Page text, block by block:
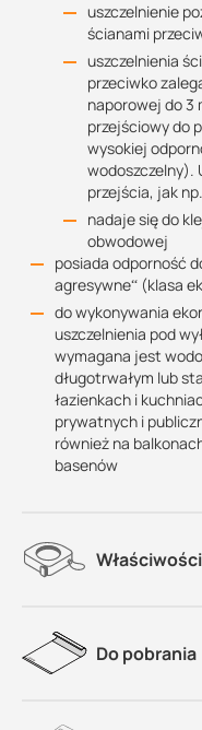
uszczelnienie
ścianami
uszczelnienia
przeciwko
naporowej do 3
przejściowy do
wysokiej
wodoszczelny).
przejścia, jak
nadaje się do
obwodowej
posiada odporność
agresywne“ (klasa
do wykonywania
uszczelnienia pod
wymagana jest
długotrwałym lub
łazienkach i
prywatnych i
również na
basenów
Do pobrania